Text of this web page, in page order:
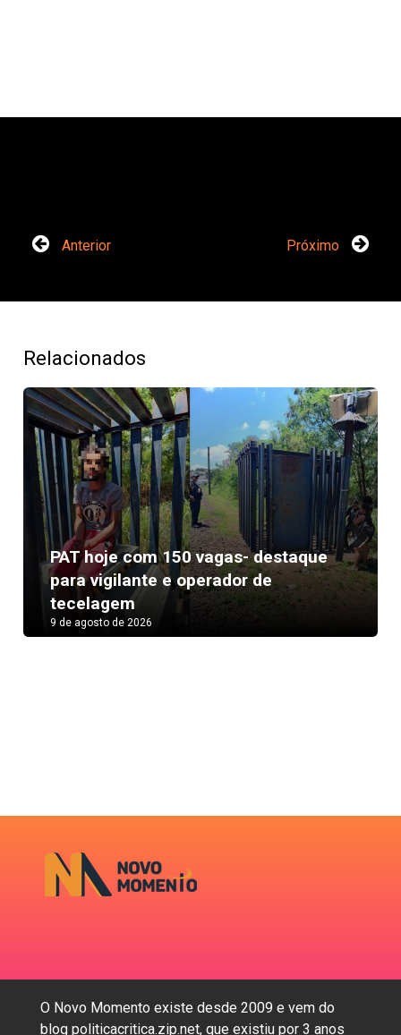
Anterior Próximo
Relacionados
PAT hoje com 150 vagas- destaque
para vigilante e operador de
tecelagem
9 de agosto de 2026
Next
O Novo Momento existe desde 2009 e vem do
blog politicacritica.zip.net, que existiu por 3 anos